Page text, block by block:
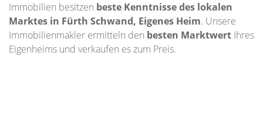
Immobilien besitzen beste Kenntnisse des lokalen
Marktes in Fürth Schwand, Eigenes Heim. Unsere
Immobilienmakler ermitteln den besten Marktwert Ihres
Eigenheims und verkaufen es zum Preis.